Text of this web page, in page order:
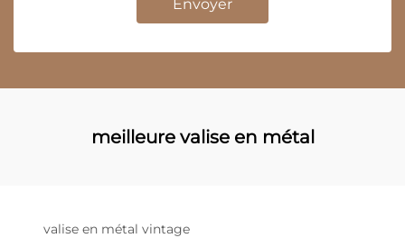
Envoyer
meilleure valise en métal
valise en métal vintage